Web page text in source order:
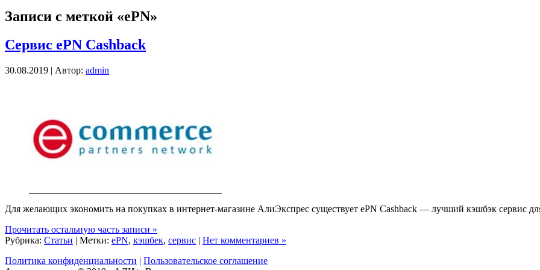
Записи с меткой «ePN»
Сервис ePN Cashback
30.08.2019 | Автор: admin
Для желающих экономить на покупках в интернет-магазине АлиЭкспрес существует ePN Cashback — лучший кэшбэк сервис
Прочитать остальную часть записи »
Рубрика: Статьи | Метки: ePN, кэшбек, сервис | Нет комментариев »
Политика конфиденциальности | Пользовательское соглашение